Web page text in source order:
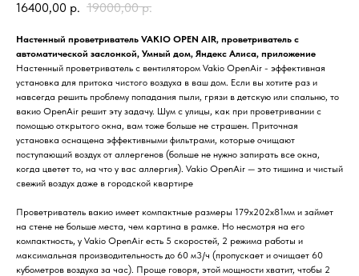
16400,00 р. 19000,00 р.
Настенный проветриватель VAKIO OPEN AIR, проветриватель с
автоматической заслонкой, Умный дом, Яндекс Алиса, приложение
Настенный проветриватель с вентилятором Vakio OpenAir - эффективная
установка для притока чистого воздуха в ваш дом. Если вы хотите раз и
навсегда решить проблему попадания пыли, грязи в детскую или спальню, то
вакио OpenAir решит эту задачу. Шум с улицы, как при проветривании с
помощью открытого окна, вам тоже больше не страшен. Приточная
установка оснащена эффективными фильтрами, которые очищают
поступающий воздух от аллергенов (больше не нужно запирать все окна,
когда цветет то, на что у вас аллергия). Vakio OpenAir — это тишина и чистый
свежий воздух даже в городской квартире
Проветриватель вакио имеет компактные размеры 179х202х81мм и займет
на стене не больше места, чем картина в рамке. Но несмотря на его
компактность, у Vakio OpenAir есть 5 скоростей, 2 режима работы и
максимальная производительность до 60 м3/ч (пропускает и очищает 60
кубометров воздуха за час). Проще говоря, этой мощности хватит, чтобы 2